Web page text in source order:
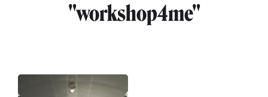
"workshop4me"